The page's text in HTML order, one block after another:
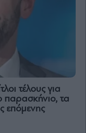
τέλους για
παρασκήνιο, τα
επόμενης